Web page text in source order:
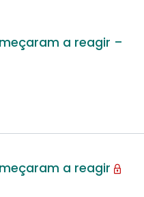
a reagir –
a reagir